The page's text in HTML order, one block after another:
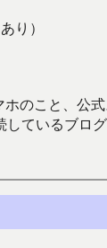
り）
のこと、
しているブ